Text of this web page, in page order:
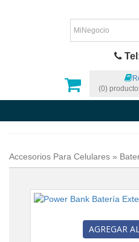
(0)
Accesorios Para Celulares »
AGREGAR